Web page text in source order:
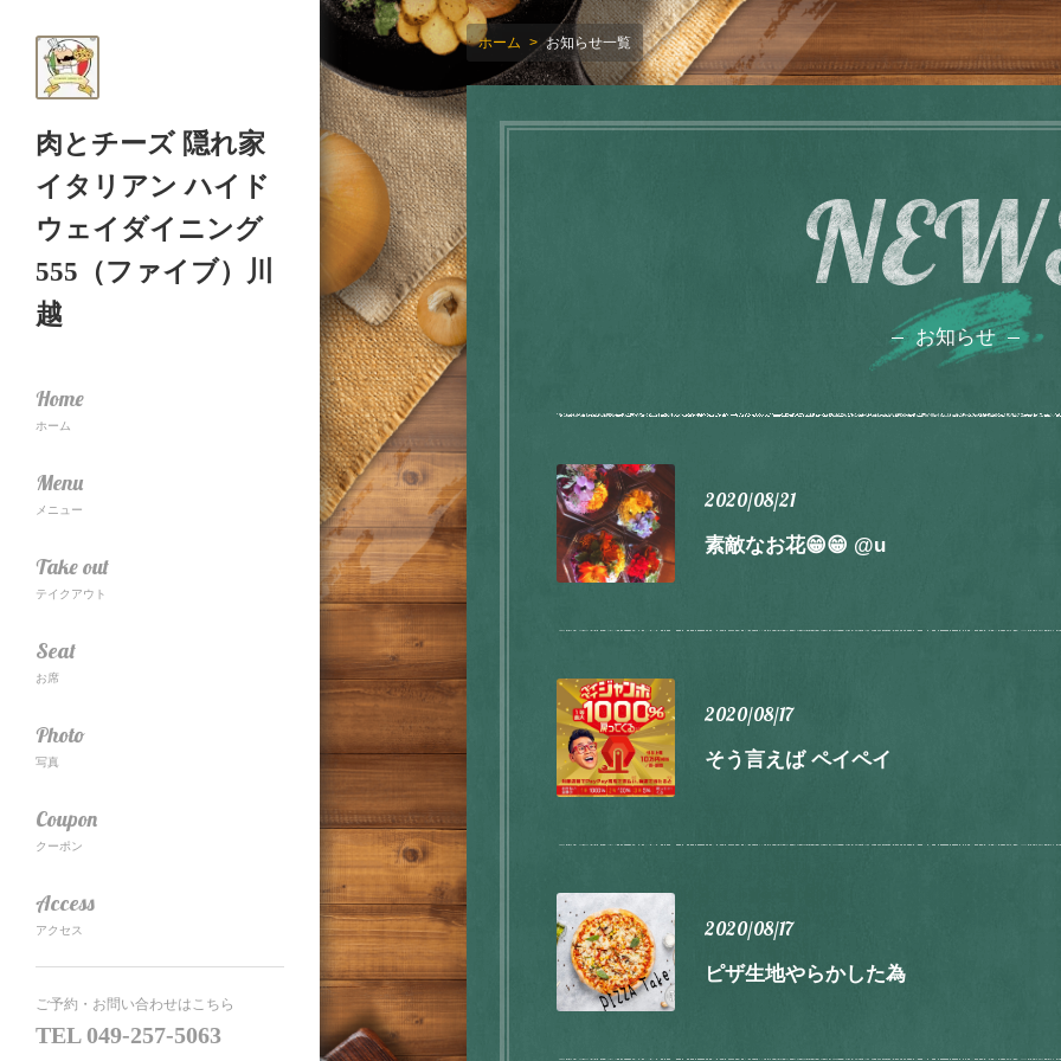
肉とチーズ 隠れ家
イタリアン ハイド
ウェイダイニング
555（ファイブ）川
越
Home
ホーム
Menu
メニュー
Take out
テイクアウト
Seat
お席
Photo
写真
Coupon
クーポン
Access
アクセス
ご予約・お問い合わせはこちら
TEL049-257-5063
ホーム お知らせ一覧
お知らせ
2020/08/21
素敵なお花😁😁 @u
2020/08/17
そう言えば ペイペイ
2020/08/17
ピザ生地やらかした為